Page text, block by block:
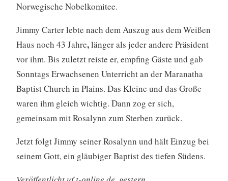
Norwegische Nobelkomitee.
Jimmy Carter lebte nach dem Auszug aus dem Weißen
Haus noch 43 Jahre,länger als jeder andere Präsident
vor ihm. Bis zuletzt reiste er, empfing Gäste und gab
Sonntags Erwachsenen Unterricht an der Maranatha
Baptist Church in Plains. Das Kleine und das Große
waren ihm gleich wichtig. Dann zog er sich,
gemeinsam mit Rosalynn zum Sterben zurück.
Jetzt folgt Jimmy seiner Rosalynn und hält Einzug bei
seinem Gott, ein gläubiger Baptist des tiefen Südens.